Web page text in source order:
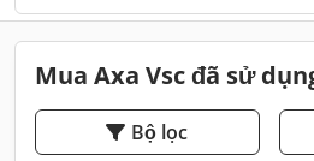
Mua Axa Vsc đã sử
Bộ lọc